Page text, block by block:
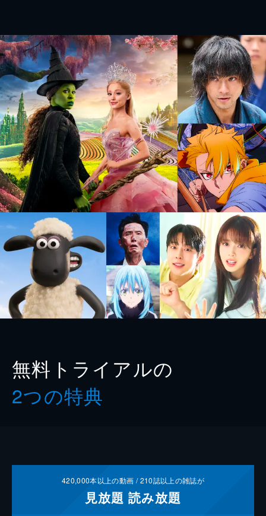
無料トライアルの
2つの特典
420,000本以上の動画 /210誌以上の雑誌が
見放題 読み放題